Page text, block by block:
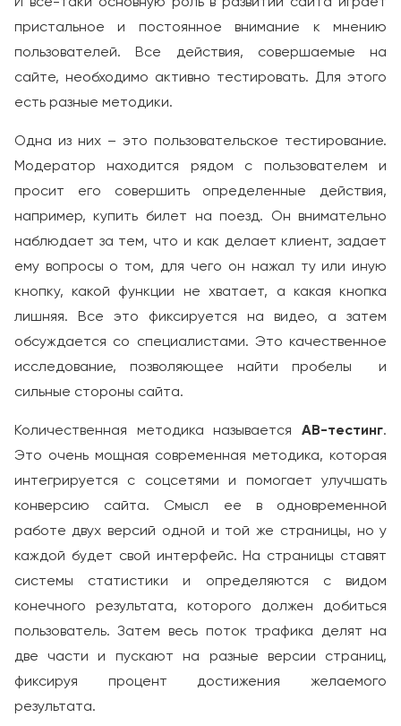
пристальное и постоянное внимание к мнению
пользователей. Все действия, совершаемые на
сайте, необходимо активно тестировать. Для этого
есть разные методики.
Одна из них – это пользовательское тестирование.
Модератор находится рядом с пользователем и
просит его совершить определенные действия,
например, купить билет на поезд. Он внимательно
наблюдает за тем, что и как делает клиент, задает
ему вопросы о том, для чего он нажал ту или иную
кнопку, какой функции не хватает, а какая кнопка
лишняя. Все это фиксируется на видео, а затем
обсуждается со специалистами. Это качественное
исследование, позволяющее найти пробелы и
сильные стороны сайта.
Количественная методика называетсяАВ-тестинг.
Это очень мощная современная методика, которая
интегрируется с соцсетями и помогает улучшать
конверсию сайта. Смысл ее в одновременной
работе двух версий одной и той же страницы, но у
каждой будет свой интерфейс. На страницы ставят
системы статистики и определяются с видом
конечного результата, которого должен добиться
пользователь. Затем весь поток трафика делят на
две части и пускают на разные версии страниц,
фиксируя процент достижения желаемого
результата.